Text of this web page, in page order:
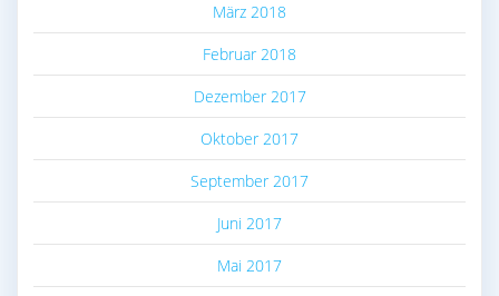
März 2018
Februar 2018
Dezember 2017
Oktober 2017
September 2017
Juni 2017
Mai 2017